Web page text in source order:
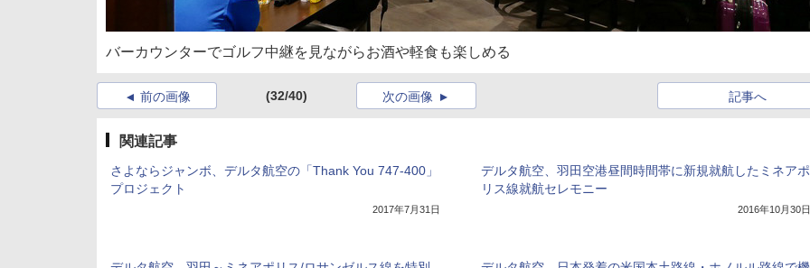
バーカウンターでゴルフ中継を見ながらお酒や軽食も楽しめる
前の画像 (32/40) 記事へ
次の画像
関連記事
さよならジャンボ、デルタ航空の「Thank You 747-400」
プロジェクト
2017年7月31日
デルタ航空、羽田空港昼間時間帯に新規就航したミネアポ
リス線就航セレモニー
2016年10月30日